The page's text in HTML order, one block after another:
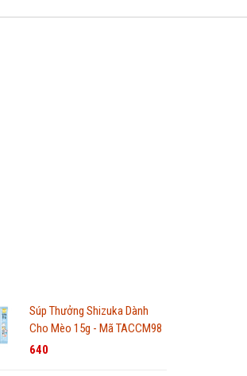
Súp Thưởng Shizuka Dành
Cho Mèo 15g - Mã TACCM98
640